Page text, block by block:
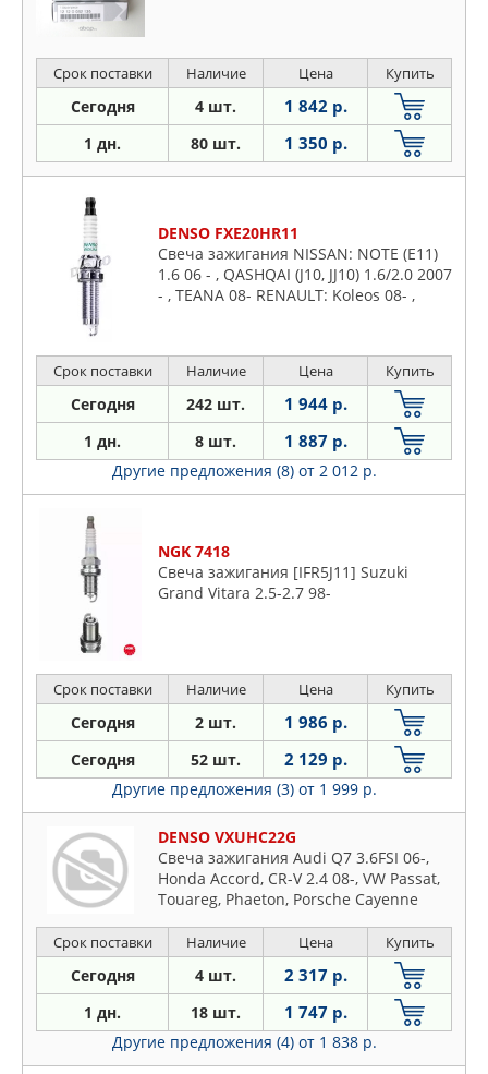
Срок поставки Наличие Цена Купить
Сегодня 4 шт. 1 842 р.
1 дн. 80 шт. 1 350 р.
DENSO FXE20HR11
Свеча зажигания NISSAN: NOTE (E11)
1.6 06 - , QASHQAI (J10, JJ10) 1.6/2.0 2007
- , TEANA 08- RENAULT: Koleos 08- ,
Срок поставки Наличие Цена Купить
Сегодня 242 шт. 1 944 р.
1 дн. 8 шт. 1 887 р.
Другие предложения (8) от 2 012 р.
NGK 7418
Свеча зажигания [IFR5J11] Suzuki
Grand Vitara 2.5-2.7 98-
Срок поставки Наличие Цена Купить
Сегодня 2 шт. 1 986 р.
Сегодня 52 шт. 2 129 р.
Другие предложения (3) от 1 999 р.
DENSO VXUHC22G
Свеча зажигания Audi Q7 3.6FSI 06-,
Honda Accord, CR-V 2.4 08-, VW Passat,
Touareg, Phaeton, Porsche Cayenne
Срок поставки Наличие Цена Купить
Сегодня 4 шт. 2 317 р.
1 дн. 18 шт. 1 747 р.
Другие предложения (4) от 1 838 р.